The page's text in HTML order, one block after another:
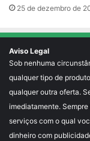
25 de dezembro de
Aviso Legal
Sob nenhuma
qualquer tipo de
qualquer outra oferta.
imediatamente.
serviços com o qual
dinheiro com